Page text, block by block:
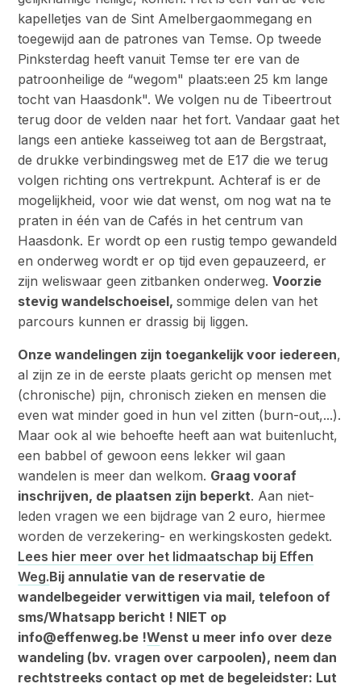
kapelletjes van de Sint Amelbergaommegang en
toegewijd aan de patrones van Temse. Op tweede
Pinksterdag heeft vanuit Temse ter ere van de
patroonheilige de “wegom" plaats:een 25 km lange
tocht van Haasdonk". We volgen nu de Tibeertrout
terug door de velden naar het fort. Vandaar gaat het
langs een antieke kasseiweg tot aan de Bergstraat,
de drukke verbindingsweg met de E17 die we terug
volgen richting ons vertrekpunt. Achteraf is er de
mogelijkheid, voor wie dat wenst, om nog wat na te
praten in één van de Cafés in het centrum van
Haasdonk. Er wordt op een rustig tempo gewandeld
en onderweg wordt er op tijd even gepauzeerd, er
zijn weliswaar geen zitbanken onderweg.Voorzie
stevig wandelschoeisel,sommige delen van het
parcours kunnen er drassig bij liggen.
Onze wandelingen zijn toegankelijk voor iedereen,
al zijn ze in de eerste plaats gericht op mensen met
(chronische) pijn, chronisch zieken en mensen die
even wat minder goed in hun vel zitten (burn-out,...).
Maar ook al wie behoefte heeft aan wat buitenlucht,
een babbel of gewoon eens lekker wil gaan
wandelen is meer dan welkom. Graag vooraf
inschrijven, de plaatsen zijn beperkt. Aan niet-
leden vragen we een bijdrage van 2 euro, hiermee
worden de verzekering- en werkingskosten gedekt.
Lees hier meer over het lidmaatschap bij Effen
Weg.Bij annulatie van de reservatie de
wandelbegeider verwittigen via mail, telefoon of
sms/Whatsapp bericht ! NIET op
info@effenweg.be !Wenst u meer info over deze
wandeling (bv. vragen over carpoolen), neem dan
rechtstreeks contact op met de begeleidster: Lut